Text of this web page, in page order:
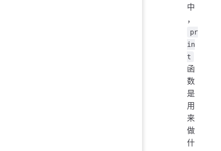
中
，
pr
in
t
函
数
是
用
来
做
什